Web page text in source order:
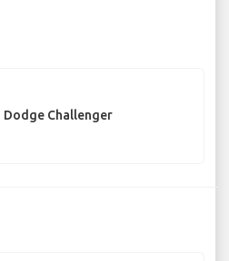
Dodge Challenger